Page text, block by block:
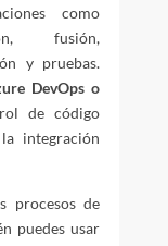
como
fusión,
y pruebas.
DevOps o
de código
integración
procesos de
puedes usar